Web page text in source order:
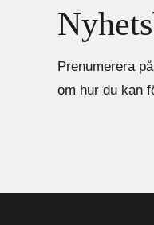
Prenumerera
om hur du kan